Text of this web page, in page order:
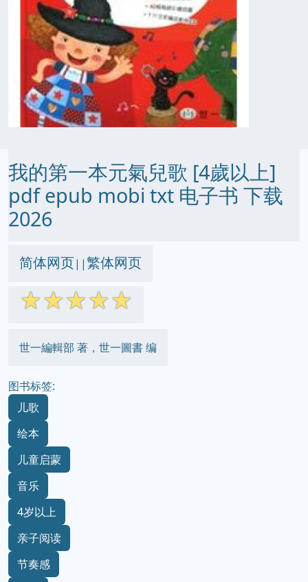
我的第一本元氣兒歌 [4歲以上]
pdf epub mobi txt 电子书 下载
2026
简体网页||繁体网页
☆☆☆☆☆
世一編輯部 著，世一圖書 编
图书标签:
儿歌
绘本
儿童启蒙
音乐
4岁以上
亲子阅读
节奏感